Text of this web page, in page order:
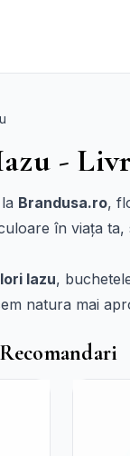
-
Brandusa.ro,
în viața ta,
Iazu,
natura mai